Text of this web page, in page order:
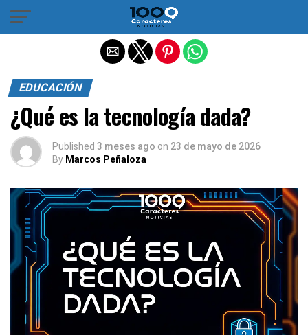
EDUCACIÓN
¿Qué es la tecnología dada?
Published 3 meses ago on 23 de mayo de 2026
By Marcos Peñaloza
Salir de la versión móvil